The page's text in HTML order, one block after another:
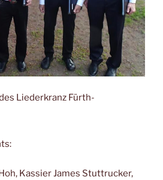
Liederkranz Fürth-
Kassier James Stuttrucker,